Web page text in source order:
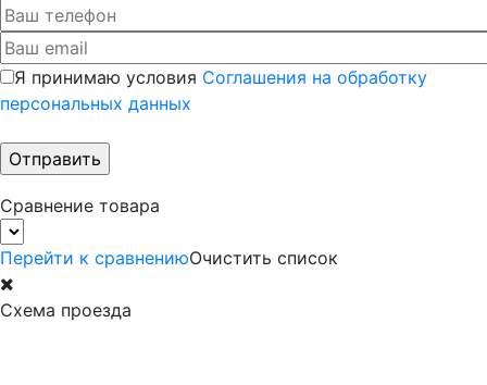
Я принимаю условия Соглашения на обработку
персональных данных
Сравнение товара
Перейти к сравнениюОчистить список
Схема проезда